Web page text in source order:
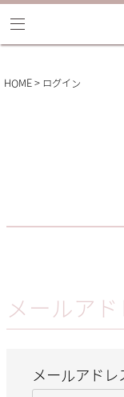
HOME ログイン
メールア
メールアドレ